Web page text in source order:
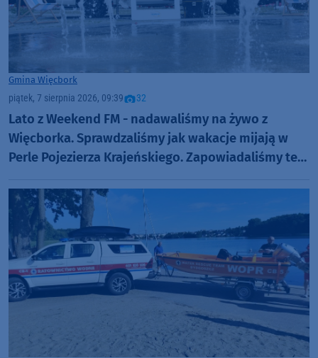
Gmina Więcbork
piątek, 7 sierpnia 2026, 09:39 32
Lato z Weekend FM - nadawaliśmy na żywo z
Więcborka. Sprawdzaliśmy jak wakacje mijają w
Perle Pojezierza Krajeńskiego. Zapowiadaliśmy też